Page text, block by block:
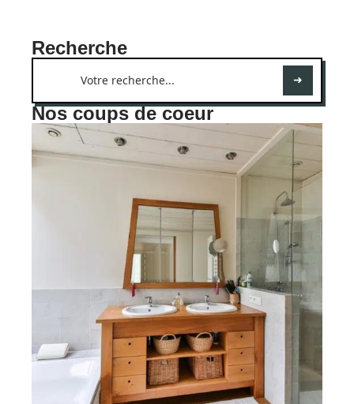
Recherche
Nos coups de coeur